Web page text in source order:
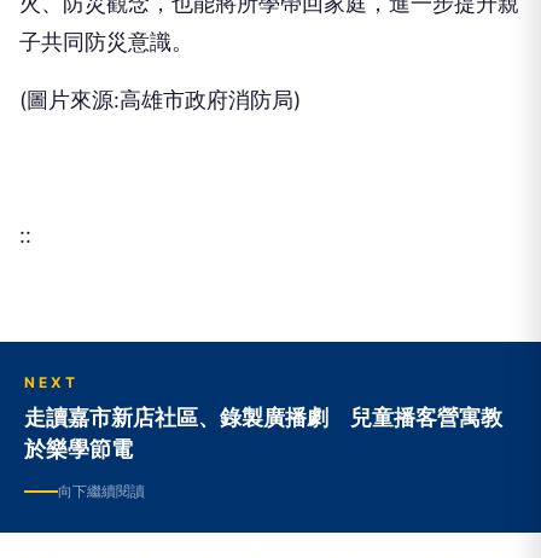
子共同防災意識。
(圖片來源:高雄市政府消防局)
::
NEXT
走讀嘉市新店社區、錄製廣播劇 兒童播客營寓教
於樂學節電
向下繼續閱讀